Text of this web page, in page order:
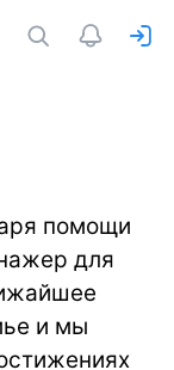
помощи
для
и мы